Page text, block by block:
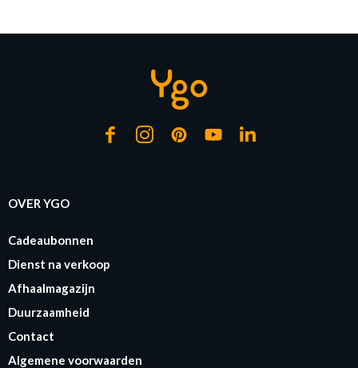
OVER YGO
Cadeaubonnen
Dienst na verkoop
Afhaalmagazijn
Duurzaamheid
Contact
Algemene voorwaarden